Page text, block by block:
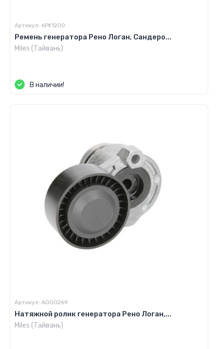
Артикул: 6PK1200
Ремень генератора Рено Логан, Сандеро...
Miles (Тайвань)
В наличии!
Артикул: AG00269
Натяжной ролик генератора Рено Логан,...
Miles (Тайвань)